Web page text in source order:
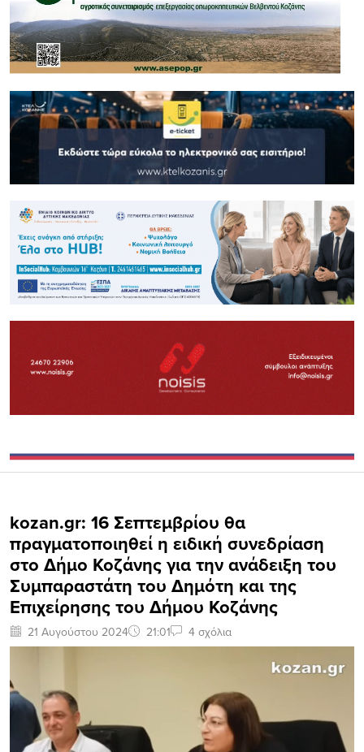
kozan.gr: 16 Σεπτεμβρίου θα
πραγματοποιηθεί η ειδική συνεδρίαση
στο Δήμο Κοζάνης για την ανάδειξη του
Συμπαραστάτη του Δημότη και της
Επιχείρησης του Δήμου Κοζάνης
21 Αυγούστου 2024 21:01 4 σχόλια